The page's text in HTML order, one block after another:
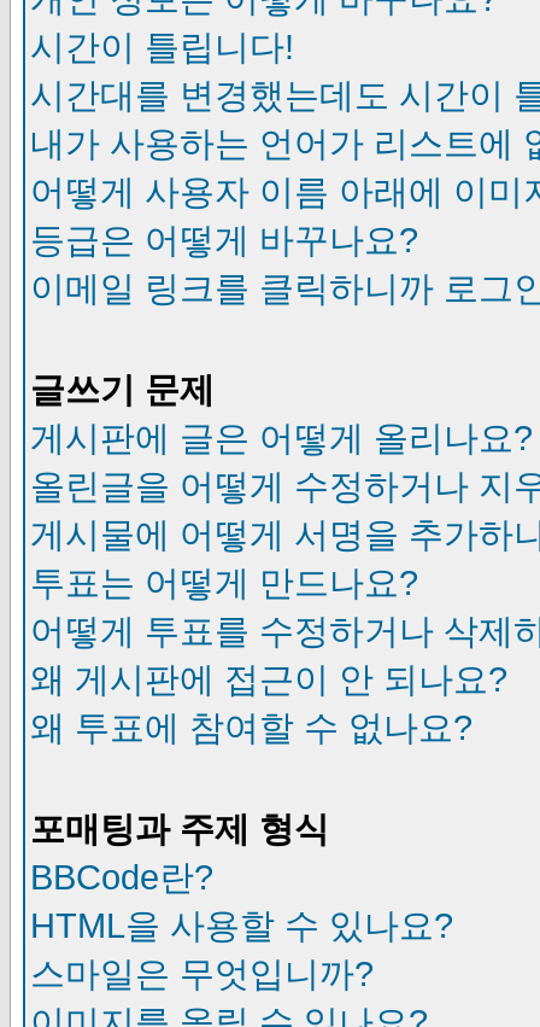
시간이 틀립니다!
시간대를 변경했는데도 시간이
내가 사용하는 언어가 리스트에
어떻게 사용자 이름 아래에 이미
등급은 어떻게 바꾸나요?
이메일 링크를 클릭하니까 로그
글쓰기 문제
게시판에 글은 어떻게 올리나요?
올린글을 어떻게 수정하거나 지
게시물에 어떻게 서명을 추가하
투표는 어떻게 만드나요?
어떻게 투표를 수정하거나 삭제
왜 게시판에 접근이 안 되나요?
왜 투표에 참여할 수 없나요?
포매팅과 주제 형식
BBCode란?
HTML을 사용할 수 있나요?
스마일은 무엇입니까?